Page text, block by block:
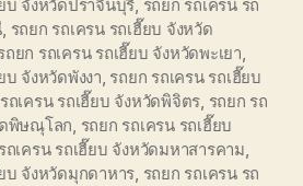
บ จังหวัดปราจีนบุรี, รถยก รถเครน รถ
, รถยก รถเครน รถเฮี๊ยบ จังหวัด
ถยก รถเครน รถเฮี๊ยบ จังหวัดพะเยา,
บ จังหวัดพังงา, รถยก รถเครน รถเฮี๊ยบ
ถเครน รถเฮี๊ยบ จังหวัดพิจิตร, รถยก รถ
ดพิษณุโลก, รถยก รถเครน รถเฮี๊ยบ
ถเครน รถเฮี๊ยบ จังหวัดมหาสารคาม,
บ จังหวัดมุกดาหาร, รถยก รถเครน รถ